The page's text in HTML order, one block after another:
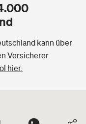
kann über
Versicherer
hier.